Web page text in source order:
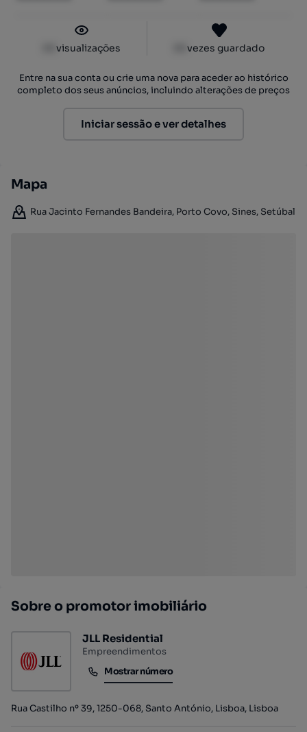
visualizações vezes guardado
Entre na sua conta ou crie uma nova para aceder ao histórico
completo dos seus anúncios, incluindo alterações de preços
Iniciar sessão e ver detalhes
Mapa
Rua Jacinto Fernandes Bandeira, Porto Covo, Sines, Setúbal
Sobre o promotor imobiliário
JLL Residential
Empreendimentos
Mostrar número
Mostrar número
Rua Castilho nº 39, 1250-068, Santo António, Lisboa, Lisboa